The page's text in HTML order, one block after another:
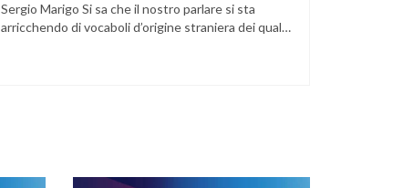
Sergio Marigo Si sa che il nostro parlare si sta
arricchendo di vocaboli d’origine straniera dei quali,